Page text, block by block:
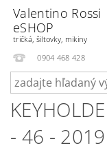
Valentino Rossi
eSHOP
tričká, šiltovky, mikiny
0904 468 428
- 46 - 2019